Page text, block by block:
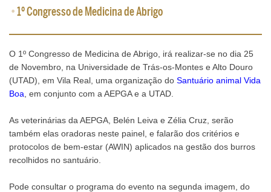
•1º Congresso de Medicina de Abrigo
O 1º Congresso de Medicina de Abrigo, irá realizar-se no dia 25
de Novembro, na Universidade de Trás-os-Montes e Alto Douro
(UTAD), em Vila Real, uma organização do Santuário animal Vida
Boa , em conjunto com a AEPGA e a UTAD.
As veterinárias da AEPGA, Belén Leiva e Zélia Cruz, serão
também elas oradoras neste painel, e falarão dos critérios e
protocolos de bem-estar (AWIN) aplicados na gestão dos burros
recolhidos no santuário.
Pode consultar o programa do evento na segunda imagem, do